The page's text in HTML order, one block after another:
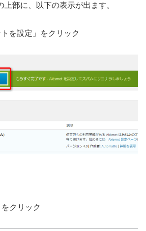
上部に、以下の表示が出ます。
を設定」をクリック
クリック